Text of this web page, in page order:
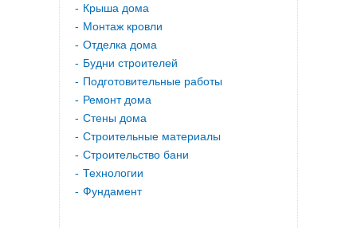
Крыша дома
Монтаж кровли
Отделка дома
Будни строителей
Подготовительные работы
Ремонт дома
Стены дома
Строительные материалы
Строительство бани
Технологии
Фундамент